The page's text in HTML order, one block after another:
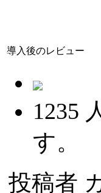
導入後のレビュー
1235
す。
投稿者